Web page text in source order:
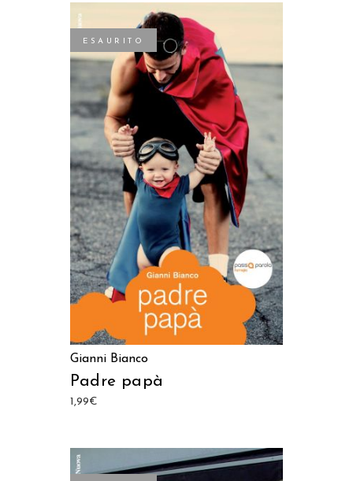
ESAURITO
LEGGI TUTTO
Gianni Bianco
Padre papà
1,99€